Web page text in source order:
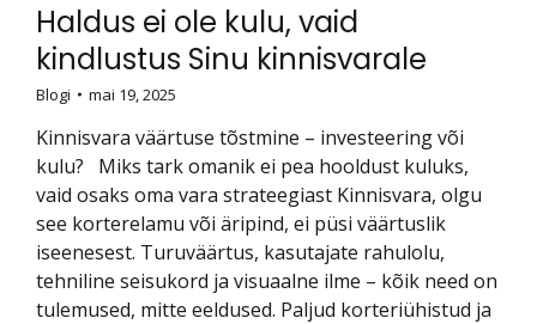
Haldus ei ole kulu, vaid
kindlustus Sinu kinnisvarale
Blogi mai 19, 2025
Kinnisvara väärtuse tõstmine – investeering või
kulu? Miks tark omanik ei pea hooldust kuluks,
vaid osaks oma vara strateegiast Kinnisvara, olgu
see korterelamu või äripind, ei püsi väärtuslik
iseenesest. Turuväärtus, kasutajate rahulolu,
tehniline seisukord ja visuaalne ilme – kõik need on
tulemused, mitte eeldused. Paljud korteriühistud ja